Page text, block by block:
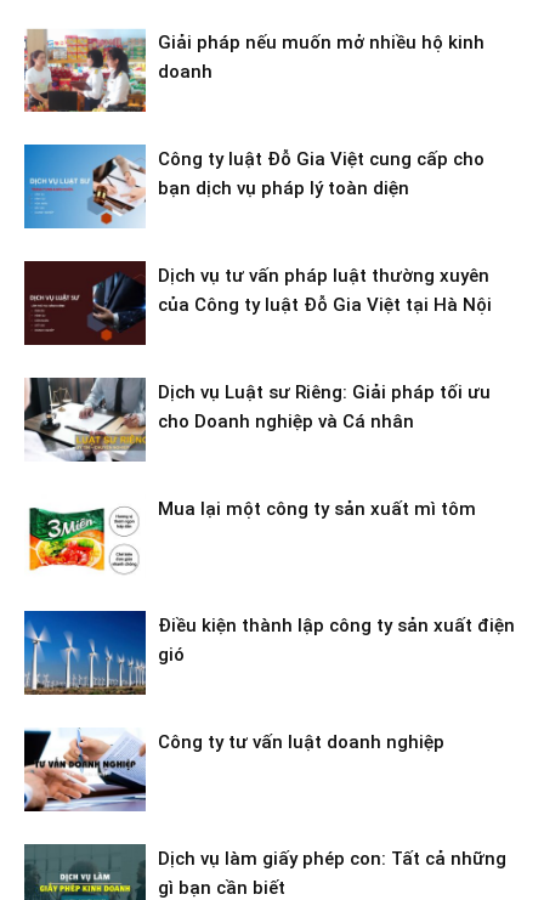
Giải pháp nếu muốn mở nhiều hộ kinh
doanh
Công ty luật Đỗ Gia Việt cung cấp cho
bạn dịch vụ pháp lý toàn diện
Dịch vụ tư vấn pháp luật thường xuyên
của Công ty luật Đỗ Gia Việt tại Hà Nội
Dịch vụ Luật sư Riêng: Giải pháp tối ưu
cho Doanh nghiệp và Cá nhân
Mua lại một công ty sản xuất mì tôm
Điều kiện thành lập công ty sản xuất điện
gió
Công ty tư vấn luật doanh nghiệp
Dịch vụ làm giấy phép con: Tất cả những
gì bạn cần biết